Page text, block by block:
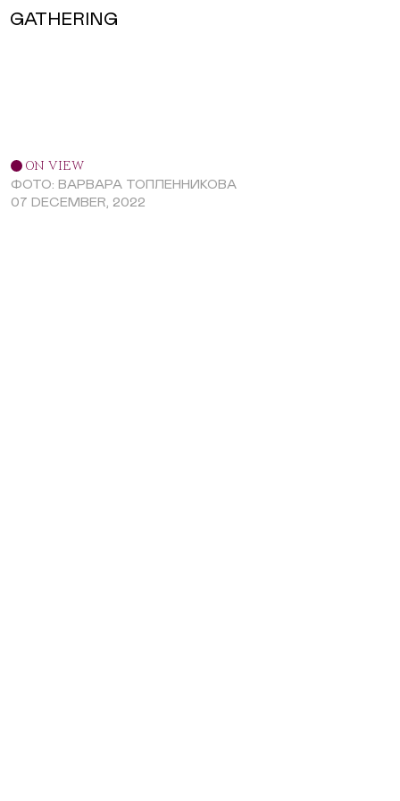
GATHERING
ON VIEW
ФОТО: ВАРВАРА ТОПЛЕННИКОВА
07 DECEMBER, 2022